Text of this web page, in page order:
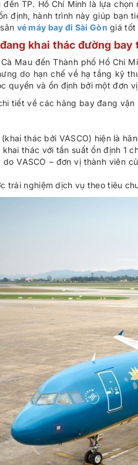
TP. Hồ Chí Minh là lựa
định, hành trình này giúp bạn
vé máy bay đi Sài Gòn giá tốt
khai thác đường bay
Mau đến Thành phố Hồ Chí
do hạn chế về hạ tầng kỹ
quyền và ổn định bởi một đơn
tiết về các hãng bay đang vận
thác bởi VASCO) hiện là
thác với tần suất ổn định 1
VASCO – đơn vị thành viên
trải nghiệm dịch vụ theo tiêu